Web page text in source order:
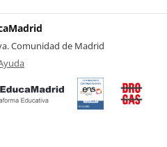
Comunidad de Madrid
Certificación
de
conformidad
con el del